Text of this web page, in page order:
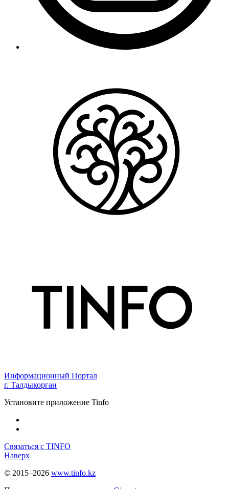
Информационный Портал
г. Талдыкорган
Установите приложение Tinfo
Связаться с TINFO
Наверх
© 2015–2026 www.tinfo.kz